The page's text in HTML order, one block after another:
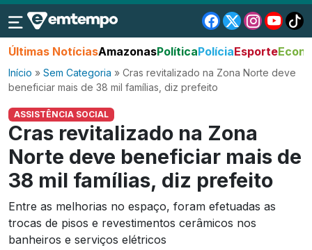
Últimas NotíciasAmazonasPolíticaPolíciaEsporte
Início » Sem Categoria » Cras revitalizado na Zona Norte deve
beneficiar mais de 38 mil famílias, diz prefeito
ASSISTÊNCIA SOCIAL
Cras revitalizado na Zona
Norte deve beneficiar mais de
38 mil famílias, diz prefeito
Entre as melhorias no espaço, foram efetuadas as
trocas de pisos e revestimentos cerâmicos nos
banheiros e serviços elétricos